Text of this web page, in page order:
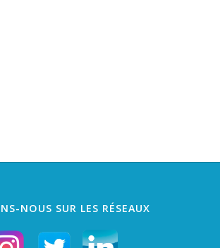
NOUS SUR LES RÉSEAUX